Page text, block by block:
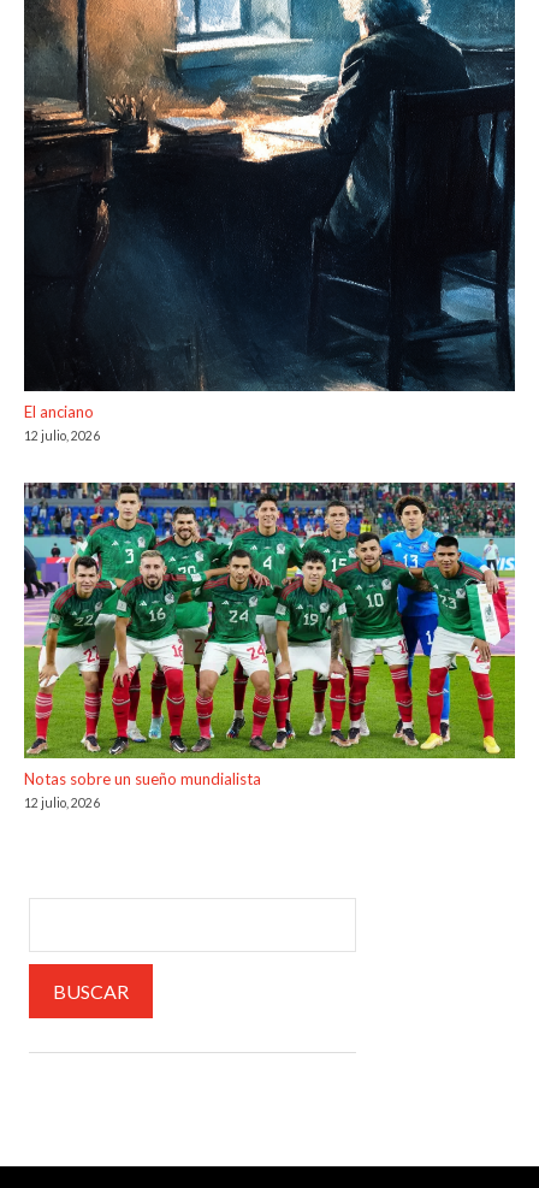
El anciano
12 julio, 2026
Notas sobre un sueño mundialista
12 julio, 2026